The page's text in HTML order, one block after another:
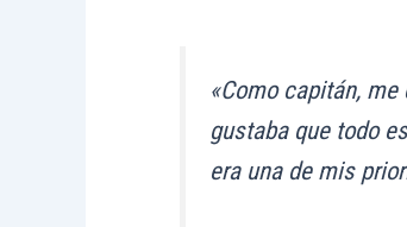
«Como capitán,
gustaba que todo
era una de mis